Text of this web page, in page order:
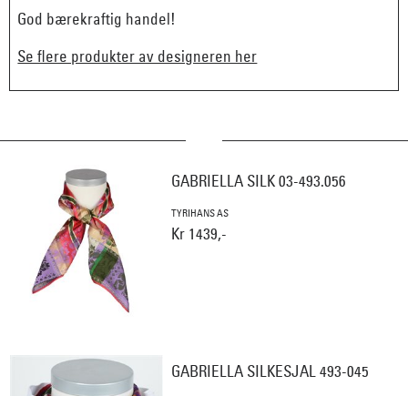
God bærekraftig handel!
Se flere produkter av designeren her
GABRIELLA SILK 03-493.056
TYRIHANS AS
Kr 1439,-
GABRIELLA SILKESJAL 493-045